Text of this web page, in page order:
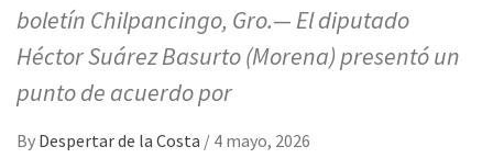
boletín Chilpancingo, Gro.— El diputado
Héctor Suárez Basurto (Morena) presentó un
punto de acuerdo por
By Despertar de la Costa / 4 mayo, 2026